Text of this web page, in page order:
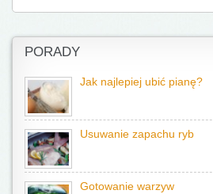
PORADY
Jak najlepiej ubić pianę?
Usuwanie zapachu ryb
Gotowanie warzyw